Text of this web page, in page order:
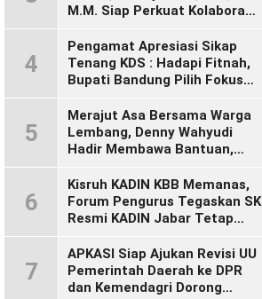
M.M. Siap Perkuat Kolaborasi
Lebih Maju dan Sejahtera
4
Pengamat Apresiasi Sikap
Tenang KDS : Hadapi Fitnah,
Bupati Bandung Pilih Fokus
5
Merajut Asa Bersama Warga
Lembang, Denny Wahyudi
Hadir Membawa Bantuan,
Menyalakan Semangat
Generasi Muda
6
Kisruh KADIN KBB Memanas,
Forum Pengurus Tegaskan SK
Resmi KADIN Jabar Tetap
Segera Bertindak
7
APKASI Siap Ajukan Revisi UU
Pemerintah Daerah ke DPR
dan Kemendagri Dorong